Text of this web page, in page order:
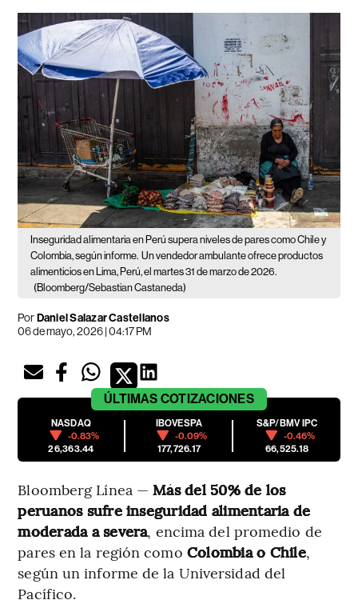
Inseguridad alimentaria en Perú supera niveles de pares como Chile y
Colombia, según informe. Un vendedor ambulante ofrece productos
alimenticios en Lima, Perú, el martes 31 de marzo de 2026.
(Bloomberg/Sebastian Castaneda)
PorDaniel Salazar Castellanos
06 de mayo, 2026 | 04:17 PM
ÚLTIMAS COTIZACIONES
NASDAQ
-0.83%
26,363.44
IBOVESPA
-0.09%
177,726.17
S&P/BMV IPC
-0.46%
66,525.18
Bloomberg Línea —Más del 50% de los
peruanos sufre inseguridad alimentaria de
moderada a severa, encima del promedio de
pares en la región como Colombia o Chile,
según un informe de la Universidad del
Pacífico.